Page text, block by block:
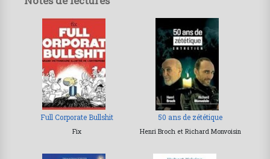
Full Corporate Bullshit
Fix
50 ans de zététique
Henri Broch et Richard Monvoisin